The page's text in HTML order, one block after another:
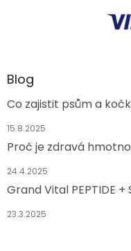
Blog
Co zajistit psům a
15.8.2025
Proč je zdravá
24.4.2025
Grand Vital PEPTIDE
23.3.2025